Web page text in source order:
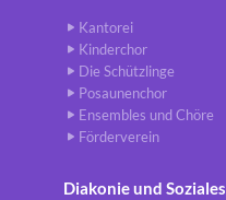
Kantorei
Kinderchor
Die Schützlinge
Posaunenchor
Ensembles und Chöre
Förderverein
Diakonie und Soziales